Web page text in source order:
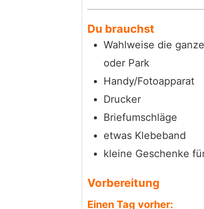
Du brauchst
Wahlweise die
oder Park
Handy/Fotoapparat
Drucker
Briefumschläge
etwas Klebeband
kleine Geschenke
Vorbereitung
Einen Tag vorher: